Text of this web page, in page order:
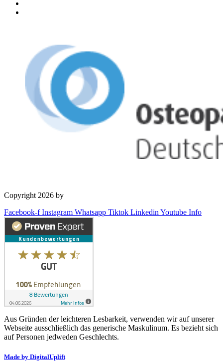
Copyright 2026 by
Facebook-f Instagram Whatsapp Tiktok Linkedin Youtube Info
Aus Gründen der leichteren Lesbarkeit, verwenden wir auf unserer
Webseite ausschließlich das generische Maskulinum. Es bezieht sich
auf Personen jedweden Geschlechts.
Made by DigitalUplift